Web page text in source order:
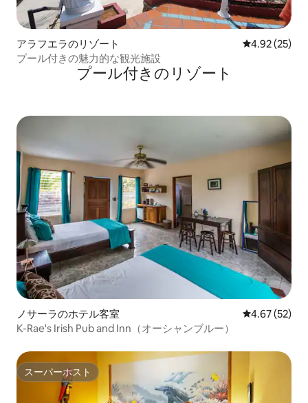
アラフエラのリゾート レビュー25
4.92 (25)
プール付きの魅力的な観光施設
プール付きのリゾート
ノサーラのホテル客室 レビュー52
4.67 (52)
K-Rae's Irish Pub and Inn（オーシャンブルー）
スーパーホスト
スーパーホスト